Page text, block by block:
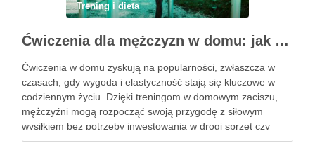
Trening i dieta
Ćwiczenia dla mężczyzn w domu: jak zacząć i utrzymać motywację
Ćwiczenia w domu zyskują na popularności, zwłaszcza w
czasach, gdy wygoda i elastyczność stają się kluczowe w
codziennym życiu. Dzięki treningom w domowym zaciszu,
mężczyźni mogą rozpocząć swoją przygodę z siłowym
wysiłkiem bez potrzeby inwestowania w drogi sprzęt czy
dojazdy do siłowni. Regularne ćwiczenia, które można